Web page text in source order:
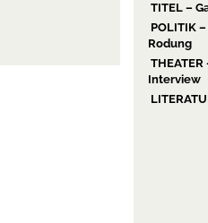
TITEL –
POLITIK
Rodung
Interview